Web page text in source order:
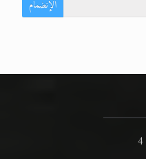
الإنضمام